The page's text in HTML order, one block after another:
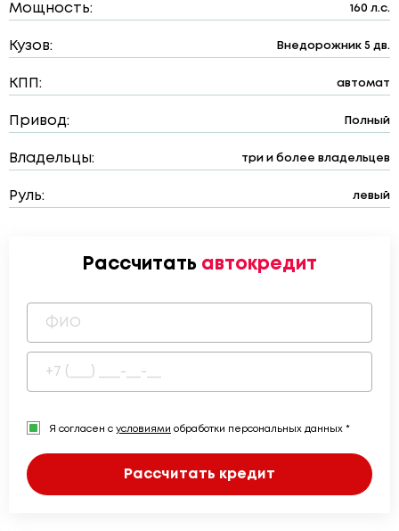
Мощность: 160 л.с.
Кузов: Внедорожник 5 дв.
КПП: автомат
Привод: Полный
Владельцы: три и более владельцев
Руль: левый
Рассчитать автокредит
Я согласен с условиями обработки персональных данных *
Рассчитать кредит